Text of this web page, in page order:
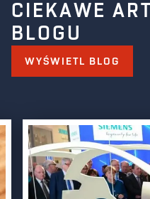
CIEKAWE
BLOGU
WYŚWIETL BLOG